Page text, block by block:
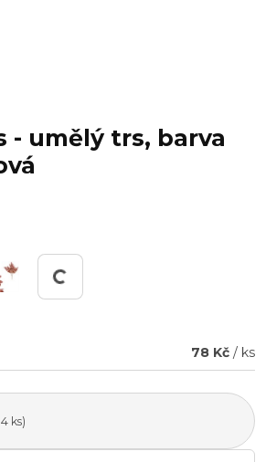
- umělý trs, barva
Pracuji...
78 Kč / ks
ks)